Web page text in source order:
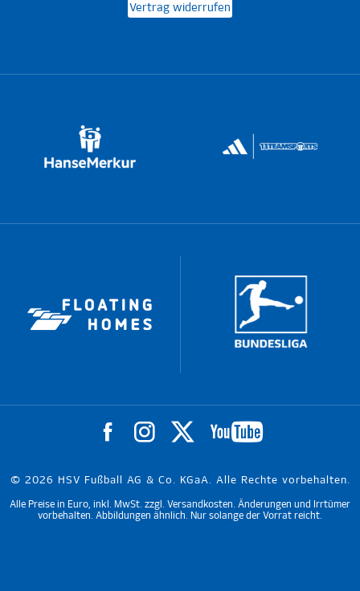
Vertrag widerrufen
© 2026 HSV Fußball AG & Co. KGaA. Alle Rechte vorbehalten.
Alle Preise in Euro, inkl. MwSt. zzgl. Versandkosten. Änderungen und Irrtümer
vorbehalten. Abbildungen ähnlich. Nur solange der Vorrat reicht.